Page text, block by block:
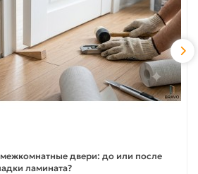
межкомнатные двери: до или после
ламината?